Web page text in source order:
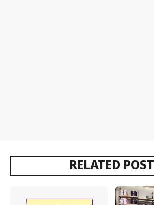
RELATED POST